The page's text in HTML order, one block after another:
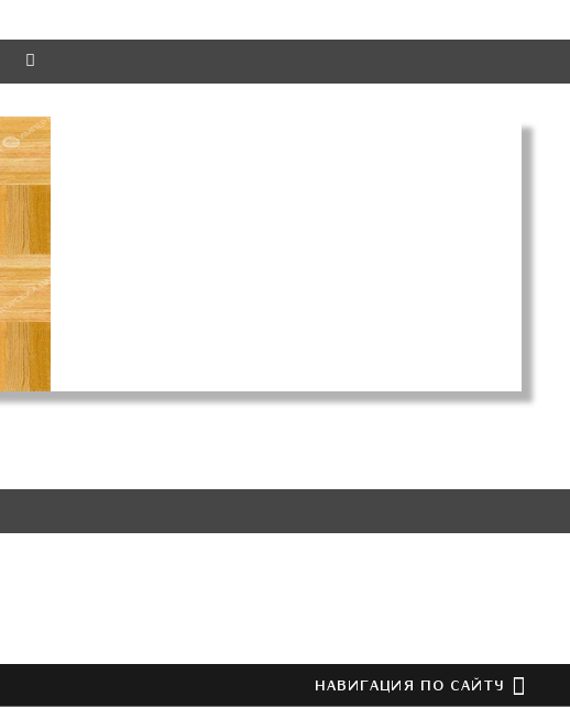
НАВИГАЦИЯ ПО САЙТУ